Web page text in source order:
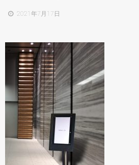
営業案内
企業情報
採用情報
パートナーシップ
お問い合わせ
サイトマップ
2021年7月17日